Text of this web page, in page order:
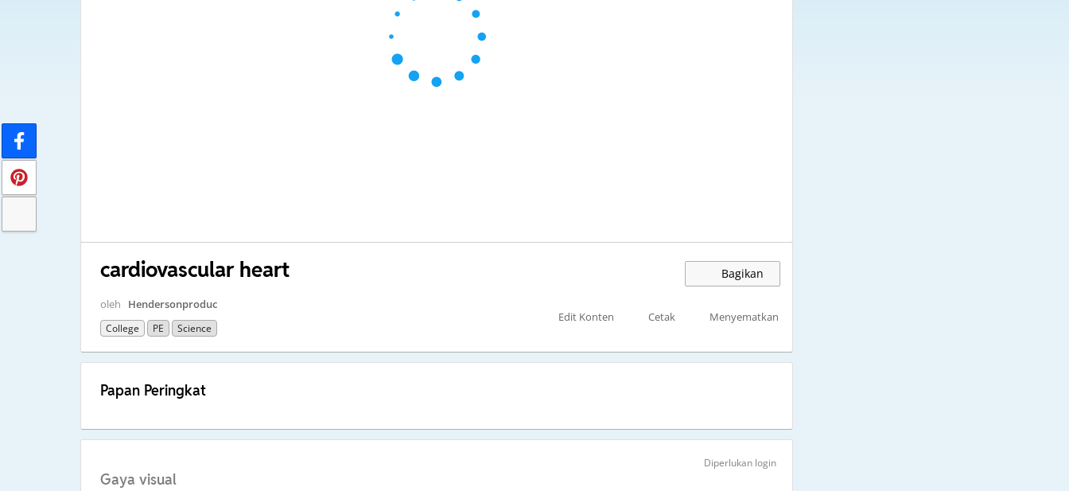
cardiovascular heart Bagikan
oleh Hendersonproduc
College PE Science
Edit Konten Cetak Menyematkan
Papan Peringkat
Diperlukan login
Gaya visual